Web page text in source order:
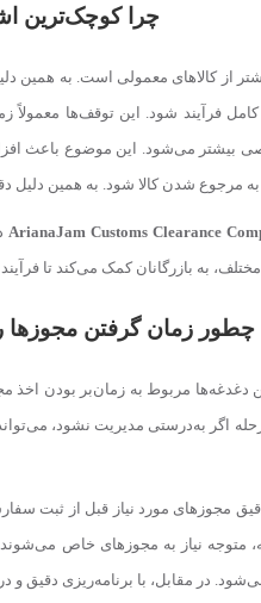
چرا کوچک‌ترین
از کالاهای معمولی است. به همین
بیشتر می‌شود. این موضوع باعث
مرجوع شدن کالا شود. به همین دلیل
در چنین شرایطی، همکاری با یک مجموعه حرفه‌ای مانندArianaJam Customs Clearance
به بازرگانان کمک می‌کند تا فرآیند
چطور زمان گرفتن مجوزها
دغدغه‌ها مربوط به زمان‌بر بودن اخذ
مجوزهای مورد نیاز قبل از ثبت
متوجه نیاز به مجوزهای خاص